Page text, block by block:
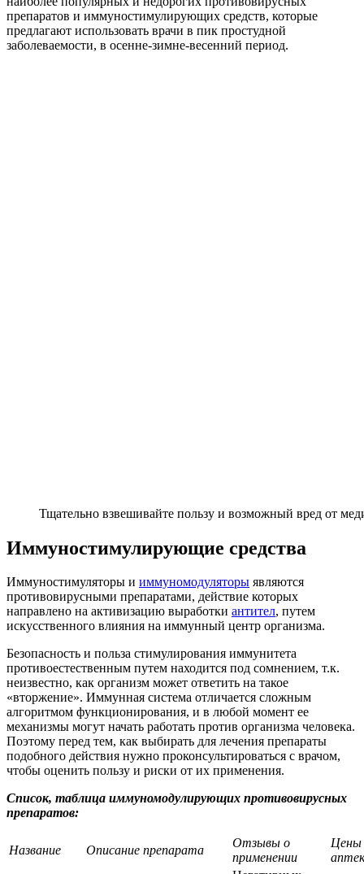
препаратов и иммуностимулирующих средств, которые
предлагают использовать врачи в пик простудной
заболеваемости, в осенне-зимне-весенний период.
Тщательно взвешивайте пользу и возможный вред от
Иммуностимулирующие средства
Иммуностимуляторы и иммуномодуляторы являются
противовирусными препаратами, действие которых
направлено на активизацию выработки антител, путем
искусственного влияния на иммунный центр организма.
Безопасность и польза стимулирования иммунитета
противоестественным путем находится под сомнением, т.к.
неизвестно, как организм может ответить на такое
«вторжение». Иммунная система отличается сложным
алгоритмом функционирования, и в любой момент ее
механизмы могут начать работать против организма человека.
Поэтому перед тем, как выбирать для лечения препараты
подобного действия нужно проконсультироваться с врачом,
чтобы оценить пользу и риски от их применения.
Список, таблица иммуномодулирующих противовирусных
препаратов:
Название Описание препарата
Отзывы о
применении
Цены